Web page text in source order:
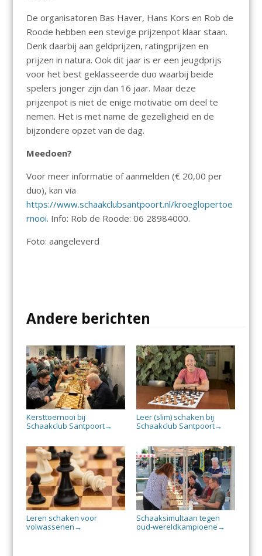
De organisatoren Bas Haver, Hans Kors en Rob de
Roode hebben een stevige prijzenpot klaar staan.
Denk daarbij aan geldprijzen, ratingprijzen en
prijzen in natura. Ook dit jaar is er een jeugdprijs
voor het best geklasseerde duo waarbij beide
spelers jonger zijn dan 16 jaar. Maar deze
prijzenpot is niet de enige motivatie om deel te
nemen. Het is met name de gezelligheid en de
bijzondere opzet van de dag.
Meedoen?
Voor meer informatie of aanmelden (€ 20,00 per
duo), kan via
https://www.schaakclubsantpoort.nl/kroeglopertoe
rnooi. Info: Rob de Roode: 06 28984000.
Foto: aangeleverd
Andere berichten
Kersttoernooi bij
Schaakclub Santpoort→
Leer (slim) schaken bij
Schaakclub Santpoort→
Leren schaken voor
volwassenen →
Schaaksimultaan tegen
oud-wereldkampioene →